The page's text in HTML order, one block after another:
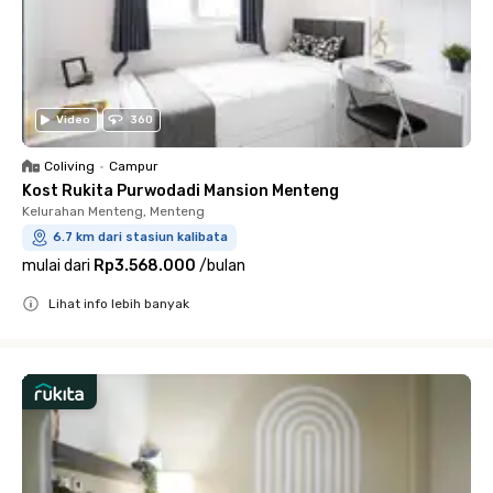
Video 360
Coliving • Campur
Kost Rukita Purwodadi Mansion Menteng
Kelurahan Menteng, Menteng
6.7 km dari stasiun kalibata
mulai dari Rp3.568.000 /bulan
Lihat info lebih banyak